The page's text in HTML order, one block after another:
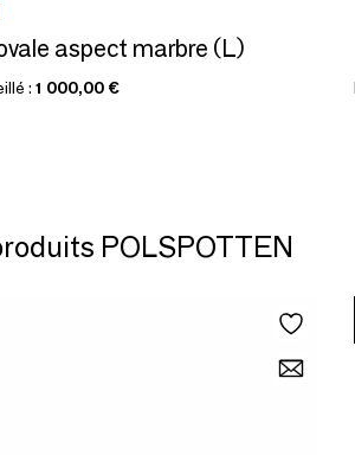
aspect marbre (L)
: 1 000,00 €
POLSPOTTEN